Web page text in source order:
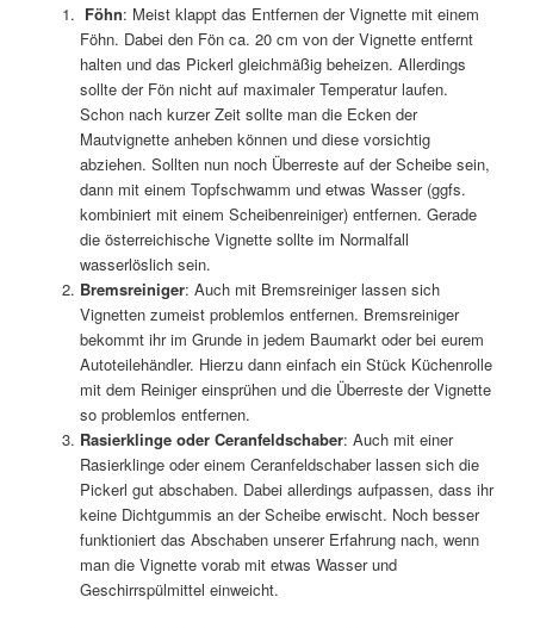
Föhn: Meist klappt das Entfernen der Vignette mit einem
Föhn. Dabei den Fön ca. 20 cm von der Vignette entfernt
halten und das Pickerl gleichmäßig beheizen. Allerdings
sollte der Fön nicht auf maximaler Temperatur laufen.
Schon nach kurzer Zeit sollte man die Ecken der
Mautvignette anheben können und diese vorsichtig
abziehen. Sollten nun noch Überreste auf der Scheibe sein,
dann mit einem Topfschwamm und etwas Wasser (ggfs.
kombiniert mit einem Scheibenreiniger) entfernen. Gerade
die österreichische Vignette sollte im Normalfall
wasserlöslich sein.
Bremsreiniger: Auch mit Bremsreiniger lassen sich
Vignetten zumeist problemlos entfernen. Bremsreiniger
bekommt ihr im Grunde in jedem Baumarkt oder bei eurem
Autoteilehändler. Hierzu dann einfach ein Stück Küchenrolle
mit dem Reiniger einsprühen und die Überreste der Vignette
so problemlos entfernen.
Rasierklinge oder Ceranfeldschaber: Auch mit einer
Rasierklinge oder einem Ceranfeldschaber lassen sich die
Pickerl gut abschaben. Dabei allerdings aufpassen, dass ihr
keine Dichtgummis an der Scheibe erwischt. Noch besser
funktioniert das Abschaben unserer Erfahrung nach, wenn
man die Vignette vorab mit etwas Wasser und
Geschirrspülmittel einweicht.